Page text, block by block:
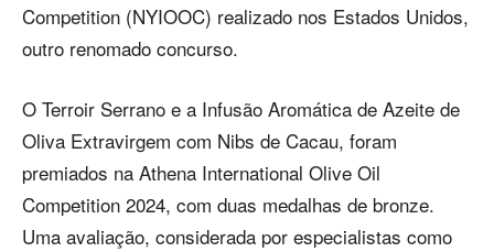
Competition (NYIOOC) realizado nos Estados Unidos,
outro renomado concurso.
O Terroir Serrano e a Infusão Aromática de Azeite de
Oliva Extravirgem com Nibs de Cacau, foram
premiados na Athena International Olive Oil
Competition 2024, com duas medalhas de bronze.
Uma avaliação, considerada por especialistas como